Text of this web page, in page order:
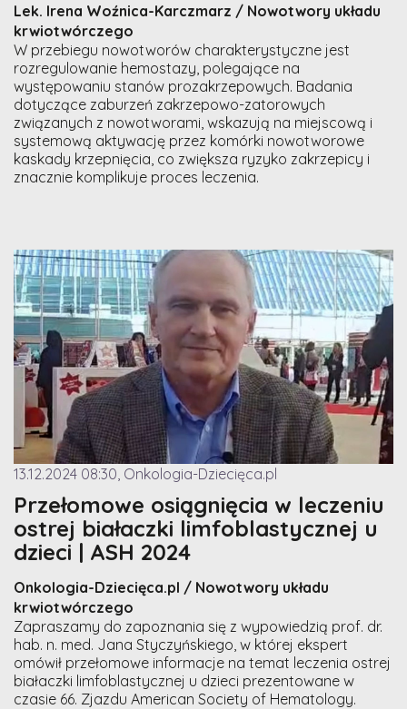
Lek. Irena Woźnica-Karczmarz / Nowotwory układu
krwiotwórczego
W przebiegu nowotworów charakterystyczne jest
rozregulowanie hemostazy, polegające na
występowaniu stanów prozakrzepowych. Badania
dotyczące zaburzeń zakrzepowo-zatorowych
związanych z nowotworami, wskazują na miejscową i
systemową aktywację przez komórki nowotworowe
kaskady krzepnięcia, co zwiększa ryzyko zakrzepicy i
znacznie komplikuje proces leczenia.
13.12.2024 08:30, Onkologia-Dziecięca.pl
Przełomowe osiągnięcia w leczeniu
ostrej białaczki limfoblastycznej u
dzieci | ASH 2024
Onkologia-Dziecięca.pl / Nowotwory układu
krwiotwórczego
Zapraszamy do zapoznania się z wypowiedzią prof. dr.
hab. n. med. Jana Styczyńskiego, w której ekspert
omówił przełomowe informacje na temat leczenia ostrej
białaczki limfoblastycznej u dzieci prezentowane w
czasie 66. Zjazdu American Society of Hematology.